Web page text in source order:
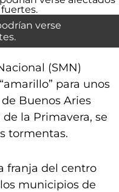
verse
(SMN)
para unos
Buenos Aries
la Primavera, se
tormentas.
franja del centro
municipios de